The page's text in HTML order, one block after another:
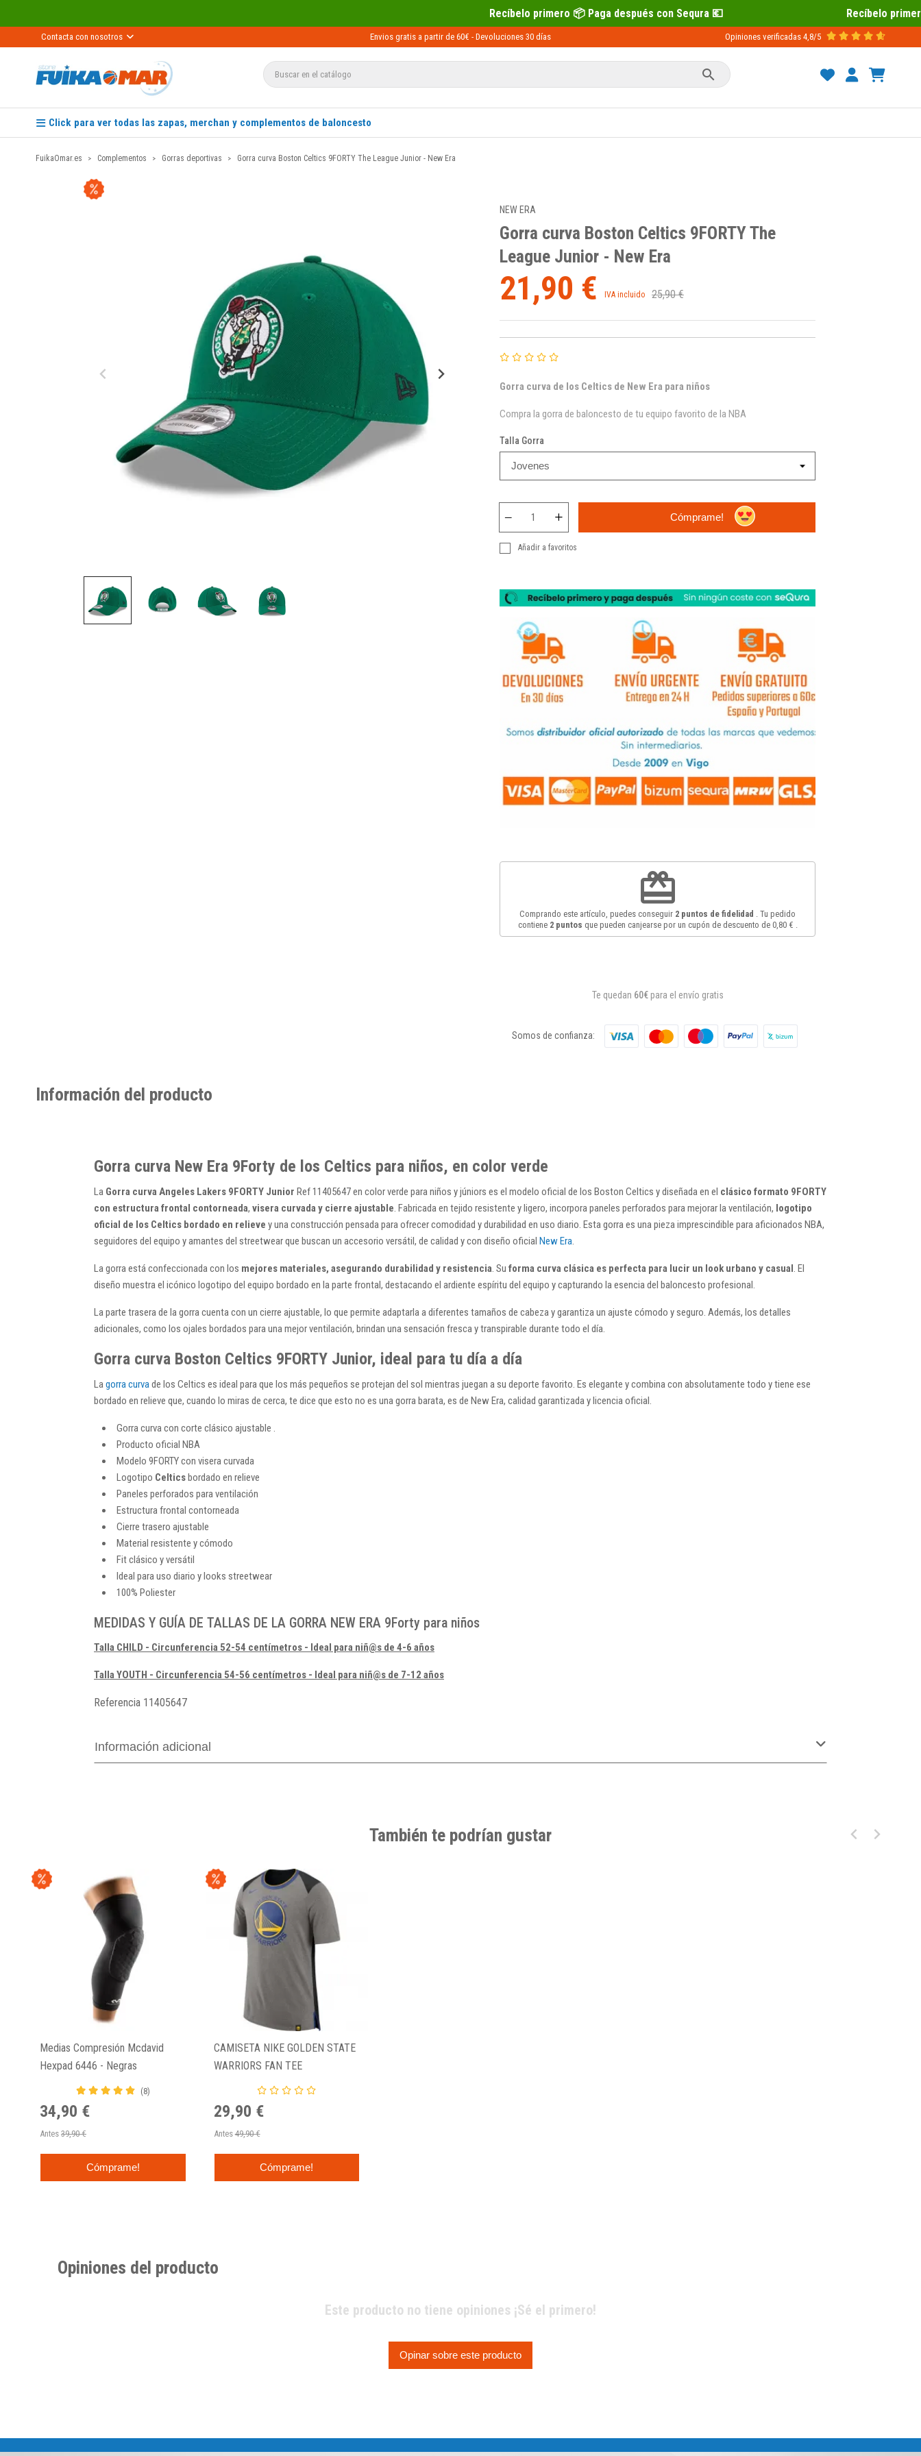
Recíbelo primero 📦 Paga después con Sequra 💶 Recíbelo primero 📦 Paga después con
Contacta con nosotros Envios gratis a partir de 60€ - Devoluciones 30 días Opiniones verificadas 4,8/5

Click para ver todas las zapas, merchan y complementos de baloncesto
FuikaOmar.es Complementos Gorras deportivas Gorra curva Boston Celtics 9FORTY The League Junior - New Era
NEW ERA
Gorra curva Boston Celtics 9FORTY The
League Junior - New Era
21,90 € IVA incluido 25,90 €
Gorra curva de los Celtics de New Era para niños
Compra la gorra de baloncesto de tu equipo favorito de la NBA
Talla Gorra
Cómprame!
Añadir a favoritos
redeem
Comprando este artículo, puedes conseguir 2 puntos de fidelidad . Tu pedido
contiene 2puntos que pueden canjearse por un cupón de descuento de 0,80 €
Te quedan 60€para el envío gratis
Somos de confianza:
Información del producto
Gorra curva New Era 9Forty de los Celtics para niños, en color verde
La Gorra curva Angeles Lakers 9FORTY Junior Ref 11405647 en color verde para niños y júniors es el modelo oficial de los Boston Celtics y diseñada en el clásico formato 9FORTY
con estructura frontal contorneada, visera curvada y cierre ajustable. Fabricada en tejido resistente y ligero, incorpora paneles perforados para mejorar la ventilación, logotipo
oficial de los Celtics bordado en relieve y una construcción pensada para ofrecer comodidad y durabilidad en uso diario. Esta gorra es una pieza imprescindible para aficionados NBA,
seguidores del equipo y amantes del streetwear que buscan un accesorio versátil, de calidad y con diseño oficial New Era.
La gorra está confeccionada con los mejores materiales, asegurando durabilidad y resistencia. Su forma curva clásica es perfecta para lucir un look urbano y casual. El
diseño muestra el icónico logotipo del equipo bordado en la parte frontal, destacando el ardiente espíritu del equipo y capturando la esencia del baloncesto profesional.
La parte trasera de la gorra cuenta con un cierre ajustable, lo que permite adaptarla a diferentes tamaños de cabeza y garantiza un ajuste cómodo y seguro. Además, los detalles
adicionales, como los ojales bordados para una mejor ventilación, brindan una sensación fresca y transpirable durante todo el día.
Gorra curva Boston Celtics 9FORTY Junior, ideal para tu día a día
Lagorra curvade los Celtics es ideal para que los más pequeños se protejan del sol mientras juegan a su deporte favorito. Es elegante y combina con absolutamente todo y tiene ese
bordado en relieve que, cuando lo miras de cerca, te dice que esto no es una gorra barata, es de New Era, calidad garantizada y licencia oficial.
Gorra curva con corte clásico ajustable .
Producto oficial NBA
Modelo 9FORTY con visera curvada
Logotipo Celticsbordado en relieve
Paneles perforados para ventilación
Estructura frontal contorneada
Cierre trasero ajustable
Material resistente y cómodo
Fit clásico y versátil
Ideal para uso diario y looks streetwear
100% Poliester
MEDIDAS Y GUÍA DE TALLAS DE LA GORRA NEW ERA 9Forty para niños
Talla CHILD - Circunferencia 52-54 centímetros - Ideal para niñ@s de 4-6 años
Talla YOUTH - Circunferencia 54-56 centímetros - Ideal para niñ@s de 7-12 años
Referencia 11405647
Información adicional
También te podrían gustar
Medias Compresión Mcdavid
Hexpad 6446 - Negras
(8)
34,90 €
Antes 39,90 €
Cómprame!
CAMISETA NIKE GOLDEN STATE
WARRIORS FAN TEE
29,90 €
Antes 49,90 €
Cómprame!
Opiniones del producto
Este producto no tiene opiniones ¡Sé el primero!
Opinar sobre este producto